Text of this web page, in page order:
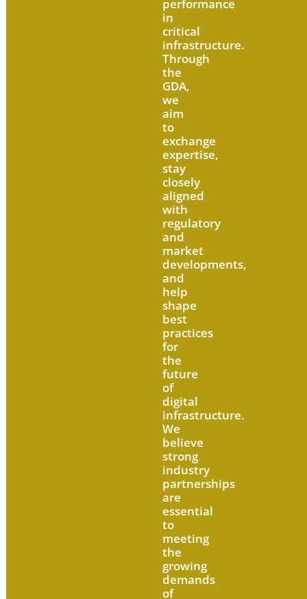
performance
in
critical
infrastructure.
Through
the
GDA,
we
aim
to
exchange
expertise,
stay
closely
aligned
with
regulatory
and
market
developments,
and
help
shape
best
practices
for
the
future
of
digital
infrastructure.
We
believe
strong
industry
partnerships
are
essential
to
meeting
the
growing
demands
of